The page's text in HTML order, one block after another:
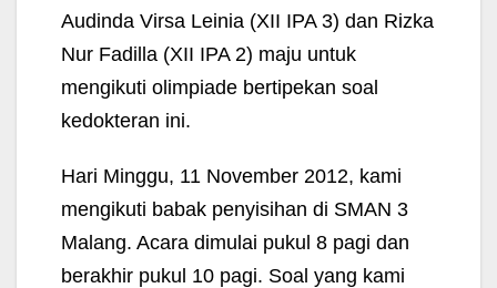
Audinda Virsa Leinia (XII IPA 3) dan Rizka
Nur Fadilla (XII IPA 2) maju untuk
mengikuti olimpiade bertipekan soal
kedokteran ini.
Hari Minggu, 11 November 2012, kami
mengikuti babak penyisihan di SMAN 3
Malang. Acara dimulai pukul 8 pagi dan
berakhir pukul 10 pagi. Soal yang kami